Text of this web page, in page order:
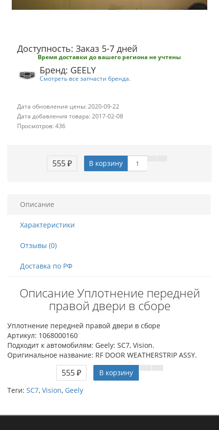
Доступность: Заказ 5-7 дней
Время доставки до вашего региона не учтены
Бренд: GEELY
Смотреть все запчасти бренда.
Дата обновления цены: 2020-09-22
Дата добавления товара: 2017-02-08
Просмотров: 436
555 ₽ В корзину
Описание
Характеристики
Отзывы (0)
Доставка по РФ
Описание Уплотнение передней
правой двери в сборе
Уплотнение передней правой двери в сборе
Артикул: 1068000160
Подходит к автомобилям: Geely: SC7, Vision.
Оригинальное название: RF DOOR WEATHERSTRIP ASSY.
555 ₽
В корзину
Теги: SC7, Vision, Geely